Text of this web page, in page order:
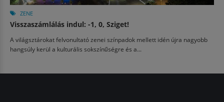
ZENE
Visszaszámlálás indul: -1, 0, Sziget!
A világsztárokat felvonultató zenei színpadok mellett idén újra nagyobb
hangsúly kerül a kulturális sokszínűségre és a...